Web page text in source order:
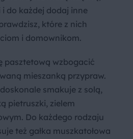
do każdej dodaj inne
które z nich
i domownikom.
pasztetową wzbogacić
mieszanką przypraw.
doskonale smakuje z solą,
pietruszki, zielem
Do każdego rodzaju
też gałka muszkatołowa